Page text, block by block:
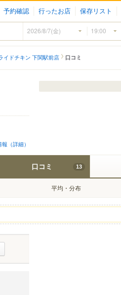
予約確認 行ったお店 保存リスト
イドチキン 下関駅前店 口コミ
（詳細）
口コミ 13
平均・分布